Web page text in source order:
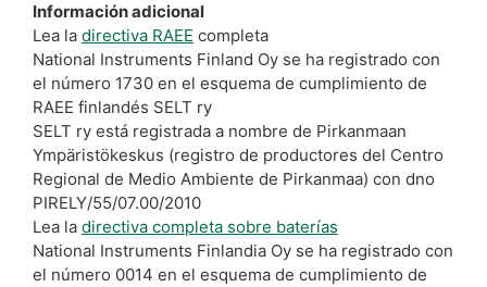
Información adicional
Lea la directiva RAEE completa
National Instruments Finland Oy se ha registrado con
el número 1730 en el esquema de cumplimiento de
RAEE finlandés SELT ry
SELT ry está registrada a nombre de Pirkanmaan
Ympäristökeskus (registro de productores del Centro
Regional de Medio Ambiente de Pirkanmaa) con dno
PIRELY/55/07.00/2010
Lea la directiva completa sobre baterías
National Instruments Finlandia Oy se ha registrado con
el número 0014 en el esquema de cumplimiento de